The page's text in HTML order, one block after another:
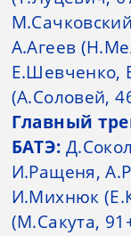
А.Агеев
Е.Шевченко,
(А.Соловей,
Главный
БАТЭ:
И.Ращеня,
И.Михнюк
(М.Сакута,